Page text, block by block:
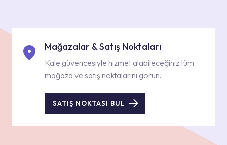
Mağazalar & Satış Noktaları
Kale güvencesiyle hizmet alabileceğiniz tüm
mağaza ve satış noktalarını görün.
SATIŞ NOKTASI BUL